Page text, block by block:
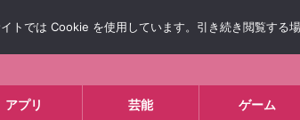
アプリ 芸能 ゲーム
トでは Cookie を使用しています。引き続き閲覧する